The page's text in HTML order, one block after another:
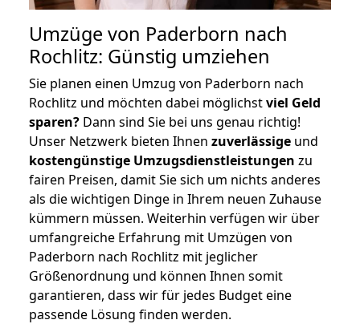
Umzüge von Paderborn nach
Rochlitz: Günstig umziehen
Sie planen einen Umzug von Paderborn nach
Rochlitz und möchten dabei möglichstviel Geld
sparen? Dann sind Sie bei uns genau richtig!
Unser Netzwerk bieten Ihnen zuverlässige und
kostengünstige Umzugsdienstleistungen zu
fairen Preisen, damit Sie sich um nichts anderes
als die wichtigen Dinge in Ihrem neuen Zuhause
kümmern müssen. Weiterhin verfügen wir über
umfangreiche Erfahrung mit Umzügen von
Paderborn nach Rochlitz mit jeglicher
Größenordnung und können Ihnen somit
garantieren, dass wir für jedes Budget eine
passende Lösung finden werden.